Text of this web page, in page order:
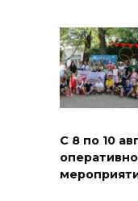
С 8 по 10